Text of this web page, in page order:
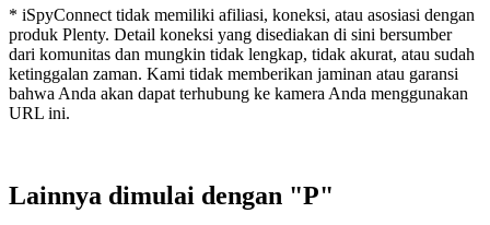
* iSpyConnect tidak memiliki afiliasi, koneksi, atau asosiasi dengan
produk Plenty. Detail koneksi yang disediakan di sini bersumber
dari komunitas dan mungkin tidak lengkap, tidak akurat, atau sudah
ketinggalan zaman. Kami tidak memberikan jaminan atau garansi
bahwa Anda akan dapat terhubung ke kamera Anda menggunakan
URL ini.
Lainnya dimulai dengan "P"